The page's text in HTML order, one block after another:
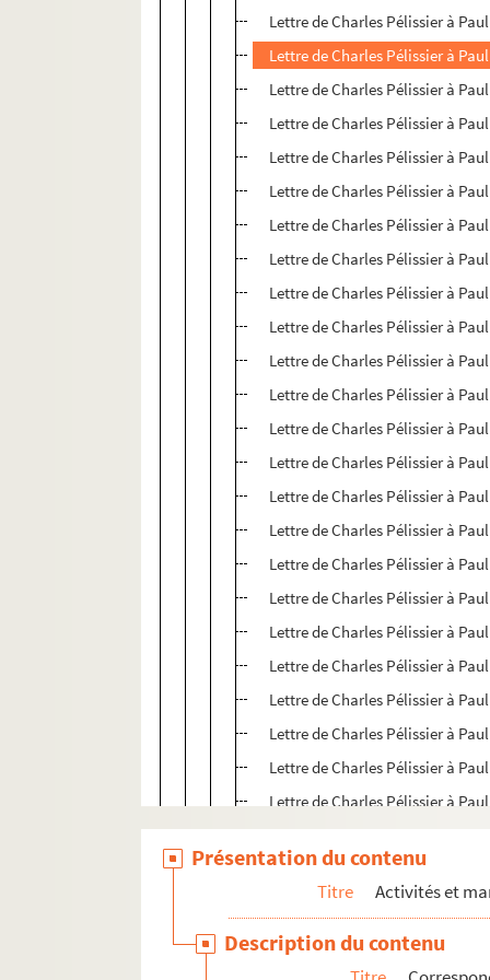
Lettre de Charles Pélissier à
Lettre de Charles Pélissier à
Lettre de Charles Pélissier à
Lettre de Charles Pélissier à
Lettre de Charles Pélissier à
Lettre de Charles Pélissier à
Lettre de Charles Pélissier à
Lettre de Charles Pélissier à
Lettre de Charles Pélissier à
Lettre de Charles Pélissier à
Lettre de Charles Pélissier à
Lettre de Charles Pélissier à
Lettre de Charles Pélissier à
Lettre de Charles Pélissier à
Lettre de Charles Pélissier à
Lettre de Charles Pélissier à
Lettre de Charles Pélissier à
Lettre de Charles Pélissier à
Lettre de Charles Pélissier à
Lettre de Charles Pélissier à
Lettre de Charles Pélissier à
Lettre de Charles Pélissier à
Lettre de Charles Pélissier à
Lettre de Charles Pélissier à
Lettre de Charles Pélissier à
Lettre de Charles Pélissier à
Lettre de Charles Pélissier à
Lettre de Charles Pélissier à
Présentation du contenu
Titre Activités et
Description du contenu